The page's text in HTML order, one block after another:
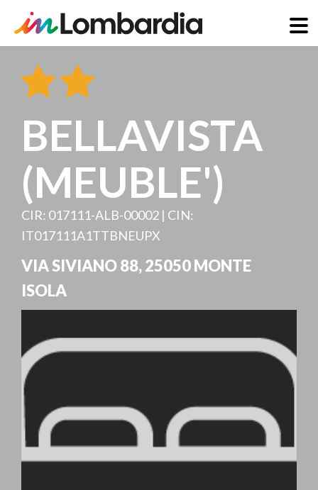
zum
Inhalt
BELLAVISTA
(MEUBLE')
CIR: 017111-ALB-00002 | CIN:
IT017111A1TTBNEUPX
VIA SIVIANO 88,25050MONTE
ISOLA